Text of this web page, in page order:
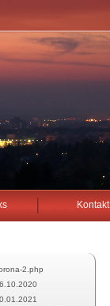
Kontakt
2.php